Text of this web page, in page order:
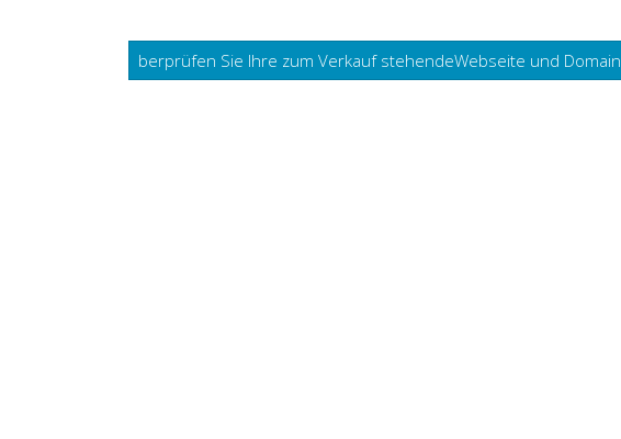
berprüfen Sie Ihre zum Verkauf stehendeWebseite und Domain